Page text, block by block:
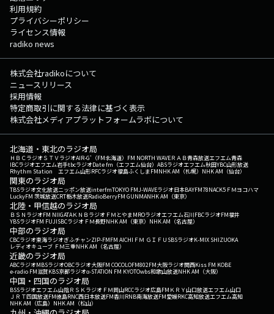
利用規約
プライバシーポリシー
ライセンス情報
radiko news
株式会社radikoについて
ニュースリリース
採用情報
特定商取引に関する法律に基づく表示
株式会社メディアプラットフォームラボについて
北海道・東北のラジオ局
ＨＢＣラジオＳＴＶラジオAIR-G'（FM北海道） FM NORTH WAVEＲＡＢ青森放送エフエム青森
IBCラジオエフエム岩手tbcラジオDate fm（エフエム仙台） ABSラジオエフエム秋田YBC山形放送
Rhythm Station エフエム山形RFCラジオ福島ふくしまFMNHK AM（札幌） NHK AM（仙台）
関東のラジオ局
TBSラジオ文化放送ニッポン放送interfmTOKYO FMJ-WAVEラジオ日本BAYFM78NACK5 ＦＭヨコハマ
LuckyFM 茨城放送CRT栃木放送RadioBerryFM GUNMANHK AM（東京）
北陸・甲信越のラジオ局
ＢＳＮラジオFM NIIGATAＫＮＢラジオ ＦＭとやまMROラジオエフエム石川FBCラジオFM福井
YBSラジオFM FUJISBCラジオ ＦＭ長野NHK AM（東京） NHK AM（名古屋）
中部のラジオ局
CBCラジオ東海ラジオぎふチャンZIP-FMFM AICHI ＦＭ ＧＩＦＵ SBSラジオK-MIX SHIZUOKA
レディオキューブ ＦＭ三重NHK AM（名古屋）
近畿のラジオ局
ABCラジオMBSラジオOBCラジオ大阪FM COCOLOFM802FM大阪ラジオ関西Kiss FM KOBE
e-radio FM滋賀KBS京都ラジオα-STATION FM KYOTOwbs和歌山放送NHK AM（大阪）
中国・四国のラジオ局
BSSラジオエフエム山陰ＲＳＫラジオ ＦＭ岡山RCCラジオ広島FM ＫＲＹ山口放送エフエム山口
ＪＲＴ四国放送FM徳島RNC西日本放送FM香川RNB南海放送FM愛媛RKC高知放送エフエム高知
NHK AM（広島） NHK AM（松山）